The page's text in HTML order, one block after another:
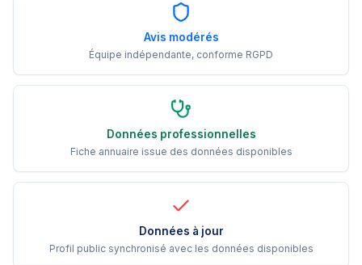
Avis modérés
Équipe indépendante, conforme RGPD
Données professionnelles
Fiche annuaire issue des données disponibles
Données à jour
Profil public synchronisé avec les données disponibles